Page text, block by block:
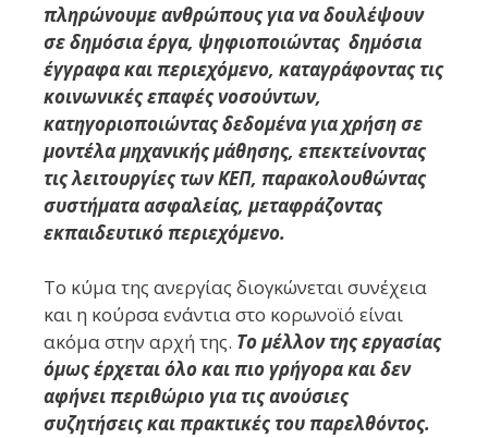
πληρώνουμε ανθρώπους για να δουλέψουν
σε δημόσια έργα, ψηφιοποιώντας δημόσια
έγγραφα και περιεχόμενο, καταγράφοντας τις
κοινωνικές επαφές νοσούντων,
κατηγοριοποιώντας δεδομένα για χρήση σε
μοντέλα μηχανικής μάθησης, επεκτείνοντας
τις λειτουργίες των ΚΕΠ, παρακολουθώντας
συστήματα ασφαλείας, μεταφράζοντας
εκπαιδευτικό περιεχόμενο.
Το κύμα της ανεργίας διογκώνεται συνέχεια
και η κούρσα ενάντια στο κορωνοϊό είναι
ακόμα στην αρχή της. Το μέλλον της εργασίας
όμως έρχεται όλο και πιο γρήγορα και δεν
αφήνει περιθώριο για τις ανούσιες
συζητήσεις και πρακτικές του παρελθόντος.